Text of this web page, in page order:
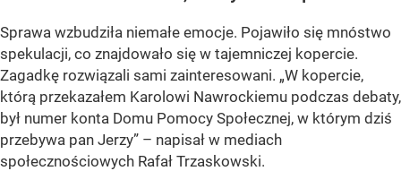
Sprawa wzbudziła niemałe emocje. Pojawiło się mnóstwo
spekulacji, co znajdowało się w tajemniczej kopercie.
Zagadkę rozwiązali sami zainteresowani. „W kopercie,
którą przekazałem Karolowi Nawrockiemu podczas debaty,
był numer konta Domu Pomocy Społecznej, w którym dziś
przebywa pan Jerzy” – napisał w mediach
społecznościowych Rafał Trzaskowski.